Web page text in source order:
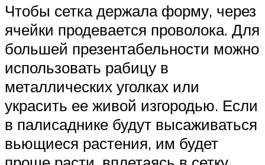
Чтобы сетка держала форму, через
ячейки продевается проволока. Для
большей презентабельности можно
использовать рабицу в
металлических уголках или
украсить ее живой изгородью. Если
в палисаднике будут высаживаться
вьющиеся растения, им будет